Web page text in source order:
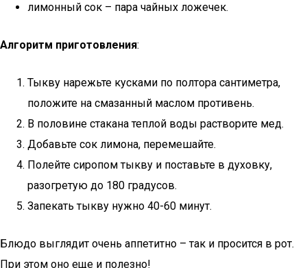
лимонный сок – пара чайных ложечек.
Алгоритм приготовления:
Тыкву нарежьте кусками по полтора сантиметра,
положите на смазанный маслом противень.
В половине стакана теплой воды растворите мед.
Добавьте сок лимона, перемешайте.
Полейте сиропом тыкву и поставьте в духовку,
разогретую до 180 градусов.
Запекать тыкву нужно 40-60 минут.
Блюдо выглядит очень аппетитно – так и просится в рот.
При этом оно еще и полезно!